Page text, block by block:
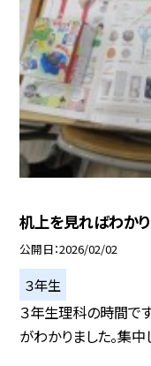
机上を見ればわか
公開日 2026/02/02
３年生
３年生理科の時間で
がわかりました。集中